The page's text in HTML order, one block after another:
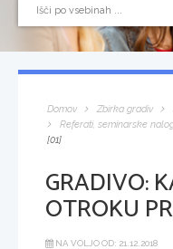
Domov Zbirka gradiv
Referati, seminarske
[01]
GRADIVO:
OTROKU
NA VOLJO OD: 21.12.2018